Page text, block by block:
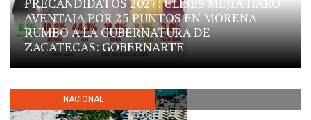
AVENTAJA POR 25 PUNTOS EN MORENA
RUMBO A LA GUBERNATURA DE
ZACATECAS: GOBERNARTE
NACIONAL